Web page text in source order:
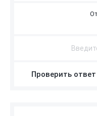
Проверить ответ